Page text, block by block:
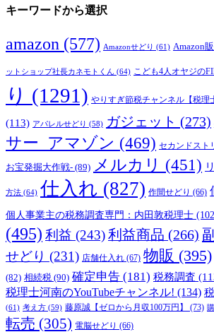
キーワードから選択
amazon (577) Amazonせどり (61) Amazon
ットショップ社長カネモトくん (64) こども4人オヤジの
り (1291) やりすぎ節税チャンネル【税理
(113) アパレルせどり (58) ガジェット (273)
サー_アマゾン (469) セカンドスト
お宝発掘大作戦- (89) メルカリ (451)
方法 (64) 仕入れ (827) 作間せどり (66)
個人事業主の税務調査専門：内田敦税理士
(495) 利益 (243)利益商品 (266)
せどり (231) 店舗仕入れ (67) 物販 (395)
(82) 相続税 (90) 確定申告 (181) 税務調査
税理士河南のYouTubeチャンネル! (134)
(61) 考え方 (59) 藤原誠【ゼロから月収100万円】 (73)
転売 (305) 電脳せどり (66)